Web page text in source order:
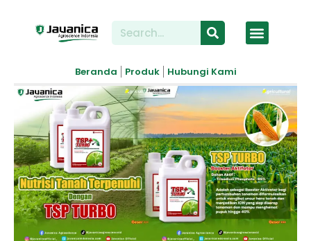
Beranda Produk Hubungi Kami